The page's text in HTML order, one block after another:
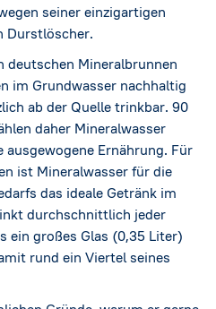
seiner einzigartigen
Durstlöscher.
deutschen Mineralbrunnen
im Grundwasser nachhaltig
ab der Quelle trinkbar. 90
daher Mineralwasser
Ernährung. Für
ist Mineralwasser für die
das ideale Getränk im
durchschnittlich jeder
ein großes Glas (0,35 Liter)
rund ein Viertel seines